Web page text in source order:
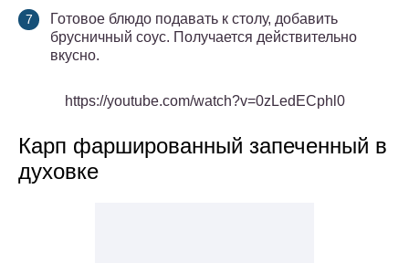
Готовое блюдо подавать к столу, добавить
брусничный соус. Получается действительно
вкусно.
https://youtube.com/watch?v=0zLedECphl0
Карп фаршированный запеченный в
духовке